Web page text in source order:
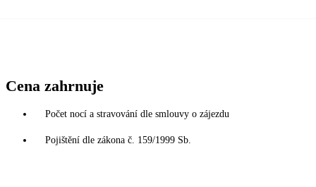
Cena zahrnuje
Počet nocí a stravování dle smlouvy o zájezdu
Pojištění dle zákona č. 159/1999 Sb.